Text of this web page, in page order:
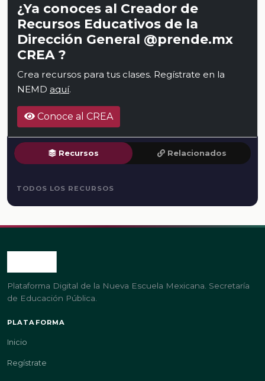
¿Ya conoces al Creador de
Recursos Educativos de la
Dirección General @prende.mx
CREA ?
Crea recursos para tus clases. Regístrate en la
NEMD aquí.
Conoce al CREA
Recursos Relacionados
TODOS LOS RECURSOS
Plataforma Digital de la Nueva Escuela Mexicana. Secretaría
de Educación Pública.
PLATAFORMA
Inicio
Regístrate